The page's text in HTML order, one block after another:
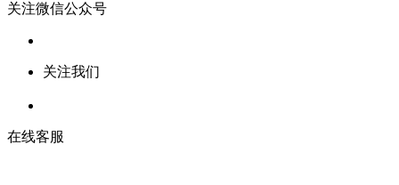
关注微信公众号
关注我们
在线客服